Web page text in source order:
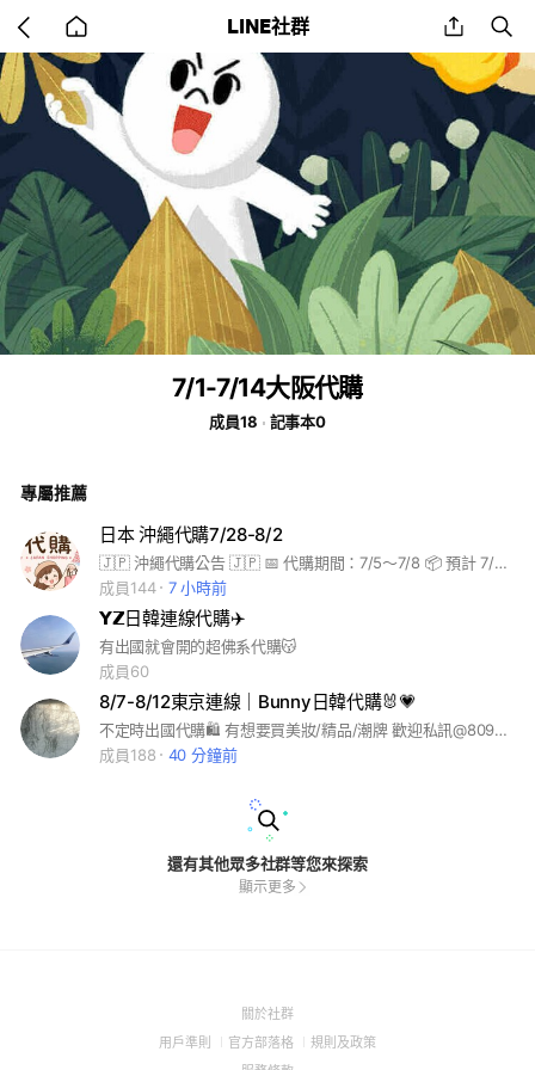
back
to
home
LINE社群 share
7/1-7/14大阪代購
成員18 記事本0
專屬推薦
日本 沖繩代購7/28-8/2
🇯🇵 沖繩代購公告 🇯🇵 📅 代購期間：7/5～7/8 📦 預計 7/10 起陸續寄出 💰 代購價格計算方式 以現場連線狀況為主 🚚 運費說明 ▪️ 7-11 店到店：$60 ▪️ 宅配：$120-360 依商品大小 ▪️ 精品類商品一律採宅配寄送 📸 下單方式 請提供商品照片、名稱或商品連結，由版主協助確認及報價。 ⚠️ 代購須知 ▪️ 為避免代購過程中發生棄單情況，商品確認及報價完成後，請於 24 小時內完成匯款。 ▪️ 匯款完成後即安排代購，不接受任意取消訂單。 ▪️ 如福岡、熊本地區缺貨、停售或找不到商品，將另行通知。 ▪️ 日本代購屬客製化服務，除商品寄錯或重大瑕疵外，恕不接受退換貨。 📦 收貨須知 收到商品後請務必全程錄影開箱，影片需從未拆封狀態開始拍攝至商品完整檢查結束。 若商品有缺件、瑕疵或運送造成之損壞，需提供完整開箱影片，才能協助向物流或店家反映處理，無開箱影片恕無法受理。 感謝大家的支持與配合 ❤️ 祝大家都能把喜歡的物品帶回家 代購費已含代購服務費，不含台灣運費
成員144
7 小時前
𝗬𝗭日韓連線代購✈️
有出國就會開的超佛系代購😽
成員60
8/7-8/12東京連線｜Bunny日韓代購🐰💗
不定時出國代購🛍️ 有想要買美妝/精品/潮牌 歡迎私訊@809dklfb
成員188
40 分鐘前
還有其他眾多社群等您來探索
顯示更多
關於社群(Open
用戶準則
(Open
官方部落格
(Open
規則及政策(Open